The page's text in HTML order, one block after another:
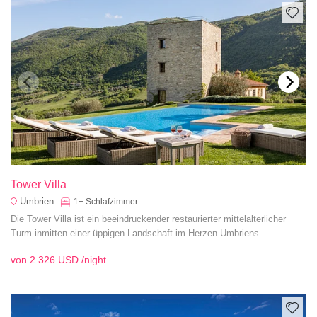
Tower Villa
Umbrien 1+ Schlafzimmer
Die Tower Villa ist ein beeindruckender restaurierter mittelalterlicher
Turm inmitten einer üppigen Landschaft im Herzen Umbriens.
von 2.326 USD /night